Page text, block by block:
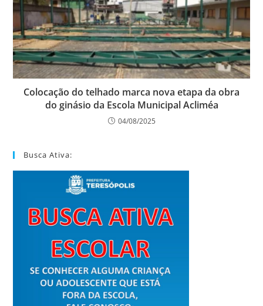
Colocação do telhado marca nova etapa da obra
do ginásio da Escola Municipal Acliméa
04/08/2025
Busca Ativa: